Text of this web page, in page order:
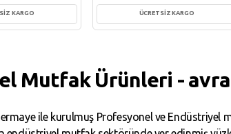
KARGO ÜCRETSİZ KARGO
Mutfak Ürünleri -
ile kurulmuş Profesyonel ve